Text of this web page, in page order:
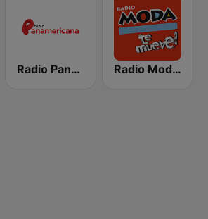
Radio Panamericana Radio Moda FM 97.3